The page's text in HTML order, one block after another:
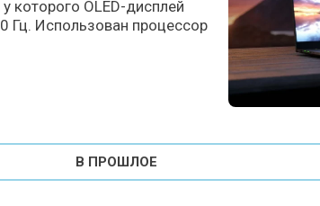
которого OLED-дисплей
Гц. Использован процессор
В ПРОШЛОЕ